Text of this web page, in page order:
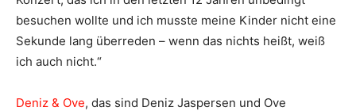
besuchen wollte und ich musste meine Kinder nicht eine
Sekunde lang überreden – wenn das nichts heißt, weiß
ich auch nicht.“
Deniz & Ove, das sind Deniz Jaspersen und Ove